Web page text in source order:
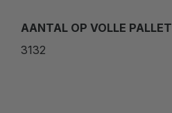
AANTAL OP VOLLE PALLET
3132